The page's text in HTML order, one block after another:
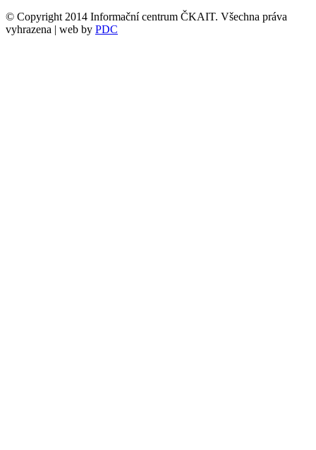
© Copyright 2014 Informační centrum ČKAIT. Všechna práva
vyhrazena | web by PDC